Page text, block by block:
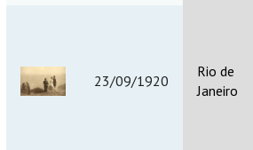
23/09/1920
Rio de
Janeiro